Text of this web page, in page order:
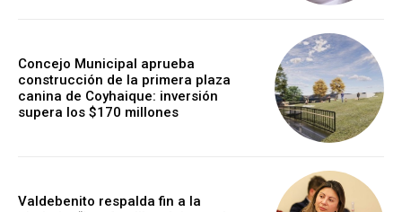
Concejo Municipal aprueba
construcción de la primera plaza
canina de Coyhaique: inversión
supera los $170 millones
Valdebenito respalda fin a la